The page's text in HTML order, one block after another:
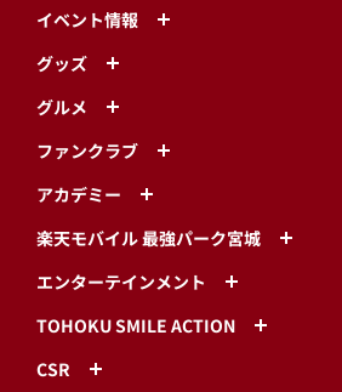
イベント情報
グッズ
グルメ
ファンクラブ
アカデミー
楽天モバイル 最強パーク宮城
エンターテインメント
TOHOKU SMILE ACTION
CSR